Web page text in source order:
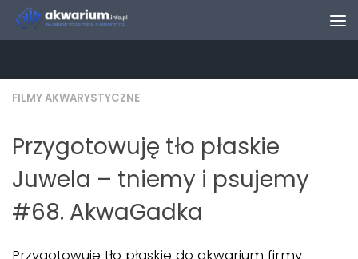
Skip to content
FILMY AKWARYSTYCZNE
Przygotowuję tło płaskie
Juwela – tniemy i psujemy
#68. AkwaGadka
Przygotowuję tło płaskie do akwarium firmy